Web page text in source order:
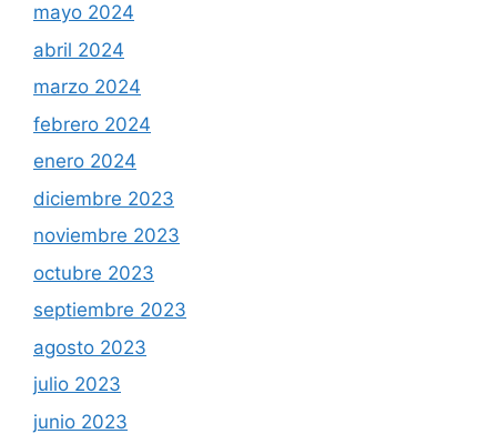
mayo 2024
abril 2024
marzo 2024
febrero 2024
enero 2024
diciembre 2023
noviembre 2023
octubre 2023
septiembre 2023
agosto 2023
julio 2023
junio 2023